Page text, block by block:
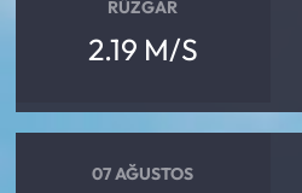
RÜZGAR
2.19 M/S
07 AĞUSTOS